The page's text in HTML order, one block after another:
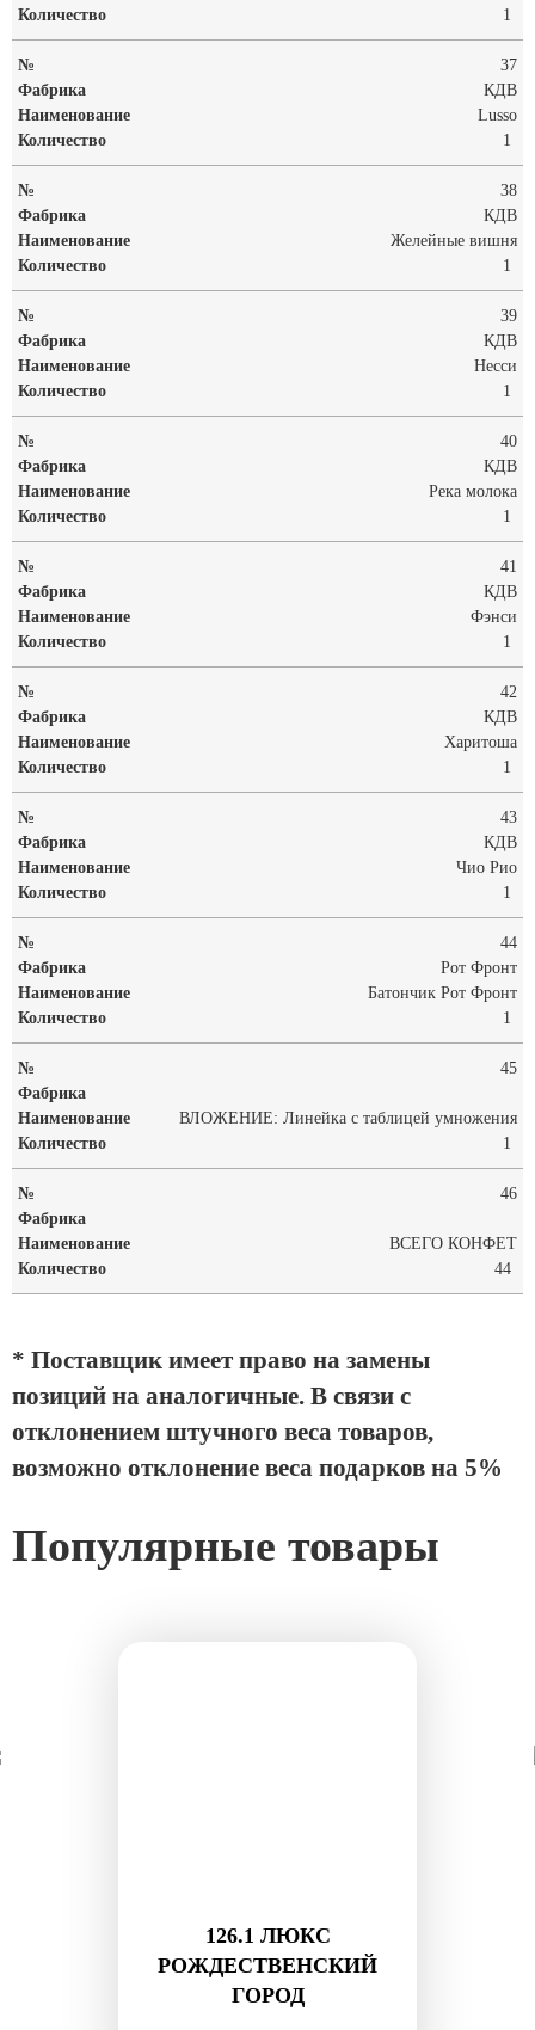
1
37
КДВ
Lusso
1
38
КДВ
Желейные вишня
1
39
КДВ
Несси
1
40
КДВ
Река молока
1
41
КДВ
Фэнси
1
42
КДВ
Харитоша
1
43
КДВ
Чио Рио
1
44
Рот Фронт
Батончик Рот Фронт
1
45
ВЛОЖЕНИЕ: Линейка с таблицей умножения
1
46
ВСЕГО КОНФЕТ
44
* Поставщик имеет право на замены
позиций на аналогичные. В связи с
отклонением штучного веса товаров,
возможно отклонение веса подарков на 5%
Популярные товары
126.1 ЛЮКС
РОЖДЕСТВЕНСКИЙ
ГОРОД